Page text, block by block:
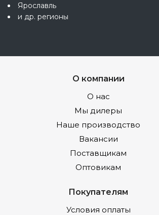
Ярославль
и др. регионы
О компании
О нас
Мы дилеры
Наше производство
Вакансии
Поставщикам
Оптовикам
Покупателям
Условия оплаты